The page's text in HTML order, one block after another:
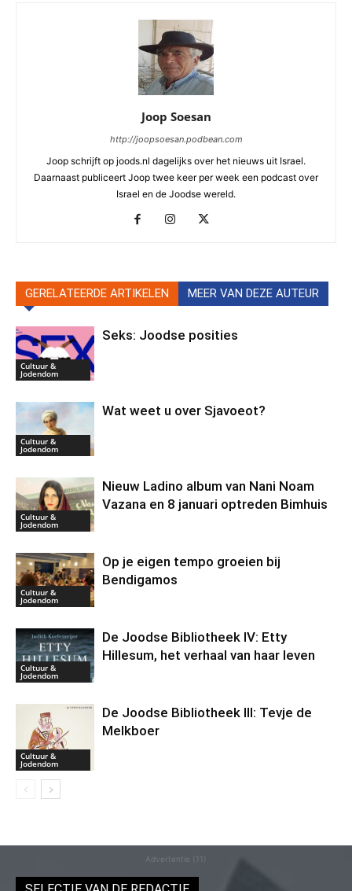
Joop Soesan
http://joopsoesan.podbean.com
Joop schrijft op joods.nl dagelijks over het nieuws uit Israel.
Daarnaast publiceert Joop twee keer per week een podcast over
Israel en de Joodse wereld.
GERELATEERDE ARTIKELEN MEER VAN DEZE AUTEUR
Cultuur &
Jodendom
Seks: Joodse posities
Cultuur &
Jodendom
Wat weet u over Sjavoeot?
Cultuur &
Jodendom
Nieuw Ladino album van Nani Noam
Vazana en 8 januari optreden Bimhuis
Cultuur &
Jodendom
Op je eigen tempo groeien bij
Bendigamos
Cultuur &
Jodendom
De Joodse Bibliotheek IV: Etty
Hillesum, het verhaal van haar leven
Cultuur &
Jodendom
De Joodse Bibliotheek III: Tevje de
Melkboer
Advertentie (11)